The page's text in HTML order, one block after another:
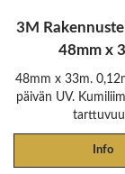
3M
48mm x
48mm x 33m.
päivän UV.
Info